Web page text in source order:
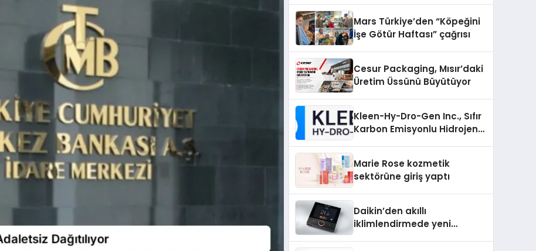
Mars Türkiye’den “Köpeğini
İşe Götür Haftası” çağrısı
Cesur Packaging, Mısır’daki
Üretim Üssünü Büyütüyor
Kleen-Hy-Dro-Gen Inc., Sıfır
Karbon Emisyonlu Hidrojen
Aldı
Marie Rose kozmetik
sektörüne giriş yaptı
Daikin’den akıllı
iklimlendirmede yeni